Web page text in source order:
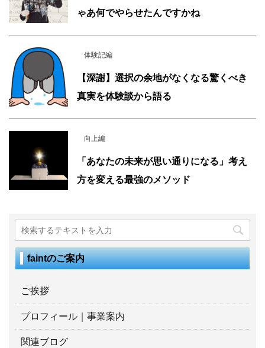
ゃあ何でやらせたんですかね
体験記編
【深謝】選択の余地がなくなる驚くべき
真実を体験談から語る
向上編
「あなたの未来が思い通りになる」考え
方を変える最強のメソッド
faintのご案内
ご挨拶
プロフィール｜事業案内
関連ブログ